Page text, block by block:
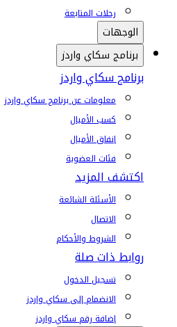
رحلات المتابعة
الوجهات
برنامج سكاي واردز
برنامج سكاي واردز
معلومات عن برنامج سكاي واردز
كسب الأميال
إنفاق الأميال
فئات العضوية
اكتشف المزيد
الأسئلة الشائعة
الاتصال
الشروط والأحكام
روابط ذات صلة
تسجيل الدخول
الانضمام إلى سكاي واردز
إضافة رقم سكاي واردز